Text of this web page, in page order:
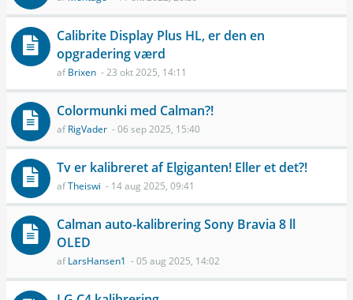
Calibrite Display Plus HL, er den en
opgradering værd
afBrixen - 23 okt 2025, 14:11
Colormunki med Calman?!
afRigVader - 06 sep 2025, 15:40
Tv er kalibreret af Elgiganten! Eller et det?!
afTheiswi - 14 aug 2025, 09:41
Calman auto-kalibrering Sony Bravia 8 ll
OLED
afLarsHansen1 - 05 aug 2025, 14:02